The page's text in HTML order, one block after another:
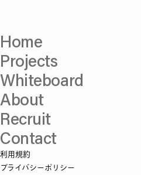
Home
Projects
Whiteboard
About
Recruit
Contact
利用規約
プライバシーポリシー